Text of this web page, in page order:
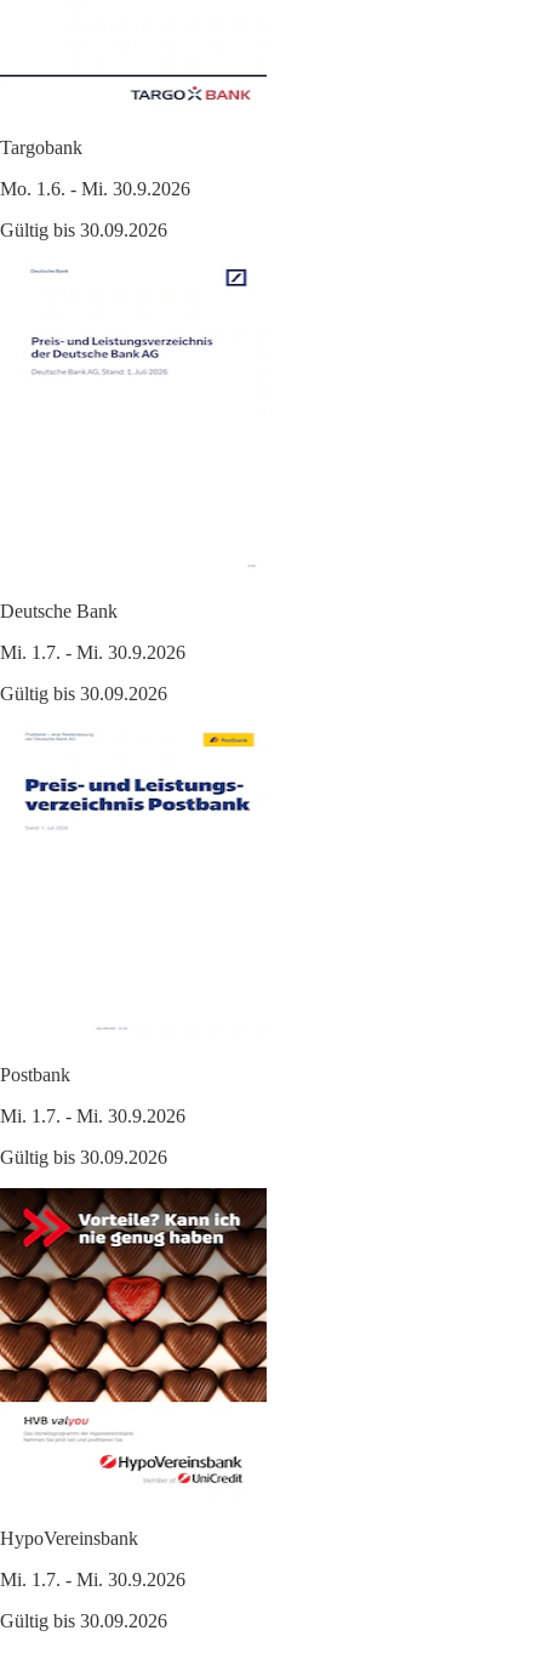
Targobank
Mo. 1.6. - Mi. 30.9.2026
Gültig bis 30.09.2026
Deutsche Bank
Mi. 1.7. - Mi. 30.9.2026
Gültig bis 30.09.2026
Postbank
Mi. 1.7. - Mi. 30.9.2026
Gültig bis 30.09.2026
HypoVereinsbank
Mi. 1.7. - Mi. 30.9.2026
Gültig bis 30.09.2026